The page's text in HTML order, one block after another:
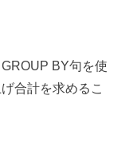
BY句を使
合計を求めるこ